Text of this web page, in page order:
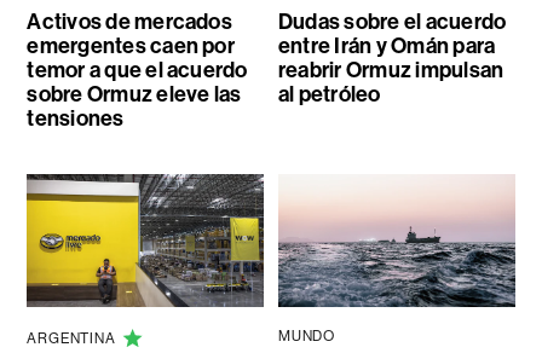
Activos de mercados
emergentes caen por
temor a que el acuerdo
sobre Ormuz eleve las
tensiones
Dudas sobre el acuerdo
entre Irán y Omán para
reabrir Ormuz impulsan
al petróleo
ARGENTINA MUNDO